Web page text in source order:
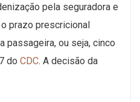
pela seguradora e
prazo prescricional
passageira, ou seja, cinco
do CDC. A decisão da